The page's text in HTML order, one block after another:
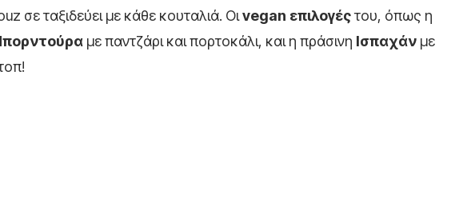
σε ταξιδεύει με κάθε κουταλιά. Οιvegan επιλογέςτου, όπως η
με παντζάρι και πορτοκάλι, και η πράσινη Ισπαχάν με